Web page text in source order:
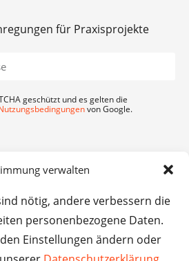
verwalten
nötig, andere verbessern die
personenbezogene Daten.
Einstellungen ändern oder
für Praxisprojekte
geschützt und es gelten die
von Google.